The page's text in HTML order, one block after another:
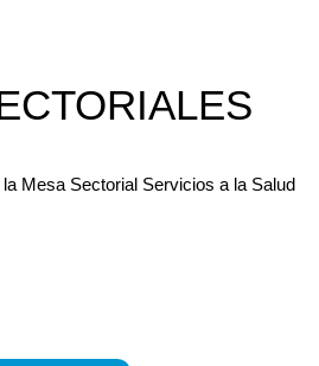
Mesa Sectorial Servicios a la Salud